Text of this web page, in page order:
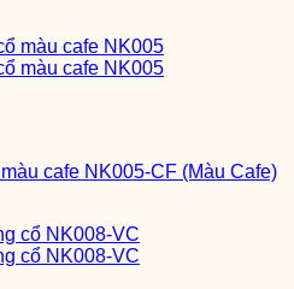
cafe NK005-CF (Màu Cafe)